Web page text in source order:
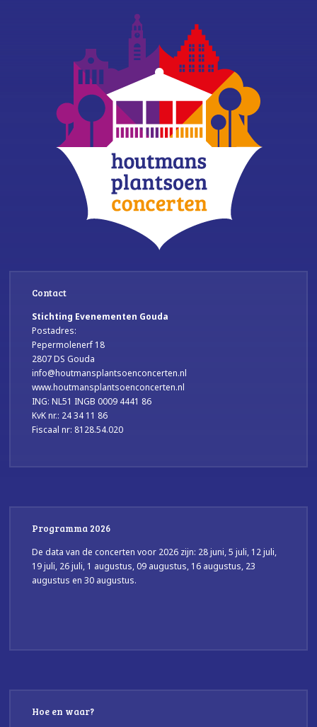
Contact
Stichting Evenementen Gouda
Postadres:
Pepermolenerf 18
2807 DS Gouda
info@houtmansplantsoenconcerten.nl
www.houtmansplantsoenconcerten.nl
ING: NL51 INGB 0009 4441 86
KvK nr.: 24 34 11 86
Fiscaal nr: 8128.54.020
Programma 2026
De data van de concerten voor 2026 zijn: 28 juni, 5 juli, 12 juli,
19 juli, 26 juli, 1 augustus, 09 augustus, 16 augustus, 23
augustus en 30 augustus.
Hoe en waar?